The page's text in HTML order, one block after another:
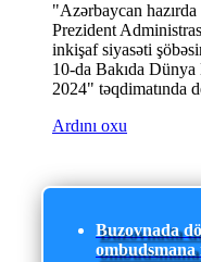
"Azərbaycan
Prezident
inkişaf siyasəti
10-da Bakıda Dünya
2024" təqdimatında
Ardını oxu
Buzovnada
ombudsmana